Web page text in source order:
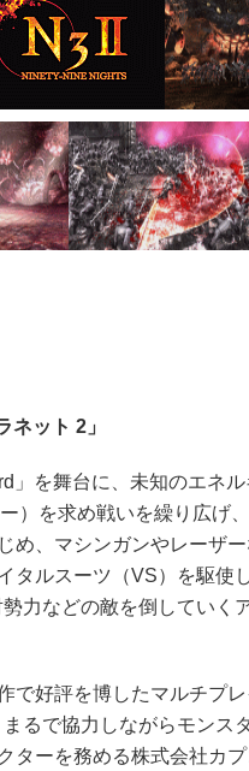
ネット 2」
を舞台に、未知のエネル
）を求め戦いを繰り広げ
め、マシンガンやレーザ
タルスーツ（VS）を駆使
力などの敵を倒していく
で好評を博したマルチプ
るで協力しながらモンス
ターを務める株式会社カ